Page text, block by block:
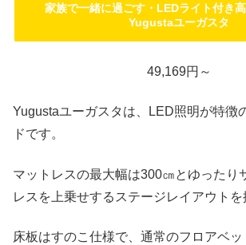
家族で一緒に過ごす・LEDライト付き
Yugustaユーガスタ
49,169円～
Yugustaユーガスタは、LED照明が特徴
ドです。
マットレスの最大幅は300㎝とゆったり
レスを上乗せするステージレイアウトを
床板はすのこ仕様で、通常のフロアベ